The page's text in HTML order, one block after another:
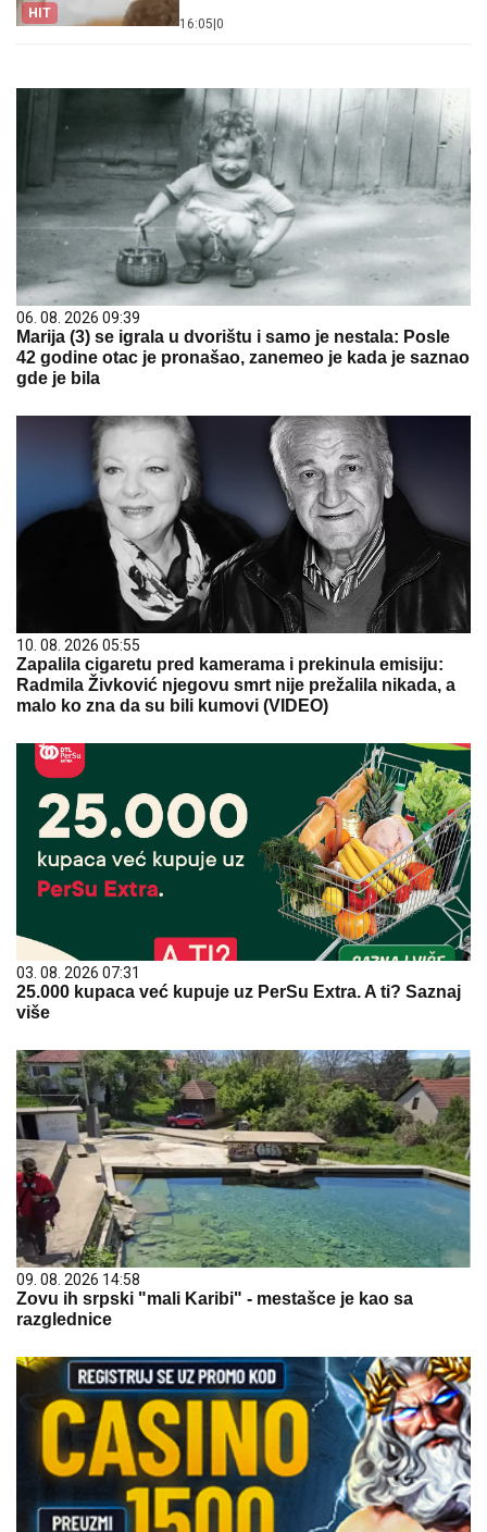
HIT
16:05|0
06. 08. 2026 09:39
Marija (3) se igrala u dvorištu i samo je nestala: Posle
42 godine otac je pronašao, zanemeo je kada je saznao
gde je bila
10. 08. 2026 05:55
Zapalila cigaretu pred kamerama i prekinula emisiju:
Radmila Živković njegovu smrt nije prežalila nikada, a
malo ko zna da su bili kumovi (VIDEO)
03. 08. 2026 07:31
25.000 kupaca već kupuje uz PerSu Extra. A ti? Saznaj
više
09. 08. 2026 14:58
Zovu ih srpski "mali Karibi" - mestašce je kao sa
razglednice